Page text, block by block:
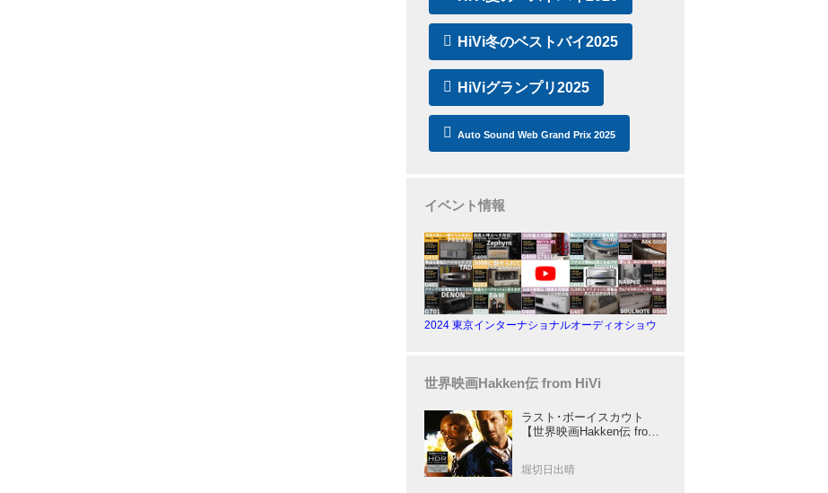
HiVi冬のベストバイ2025
HiViグランプリ2025
Auto Sound Web Grand Prix 2025
イベント情報
2024 東京インターナショナルオーディオショウ
世界映画Hakken伝 from HiVi
ラスト･ボーイスカウト
【世界映画Hakken伝 from
が放つ負け犬アクションの
堀切日出晴